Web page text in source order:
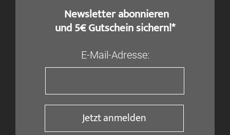
​ Newsletter abonnieren
und 5€ Gutschein sichern!*
E-Mail-Adresse:
Jetzt anmelden